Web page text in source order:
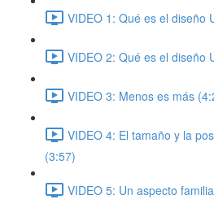
VIDEO 1: Qué es el diseño
VIDEO 2: Qué es el diseño
VIDEO 3: Menos es más
VIDEO 4: El tamaño y la
(3:57)
VIDEO 5: Un aspecto